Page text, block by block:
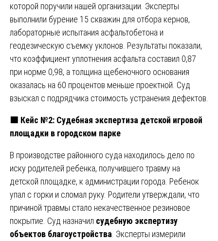
которой поручили нашей организации. Эксперты
выполнили бурение 15 скважин для отбора кернов,
лабораторные испытания асфальтобетона и
геодезическую съемку уклонов. Результаты показали,
что коэффициент уплотнения асфальта составил 0,87
при норме 0,98, а толщина щебеночного основания
оказалась на 60 процентов меньше проектной. Суд
взыскал с подрядчика стоимость устранения дефектов.
🟩 Кейс №2: Судебная экспертиза детской игровой
площадки в городском парке
В производстве районного суда находилось дело по
иску родителей ребенка, получившего травму на
детской площадке, к администрации города. Ребенок
упал с горки и сломал руку. Родители утверждали, что
причиной травмы стало некачественное резиновое
покрытие. Суд назначил судебную экспертизу
объектов благоустройства . Эксперты измерили